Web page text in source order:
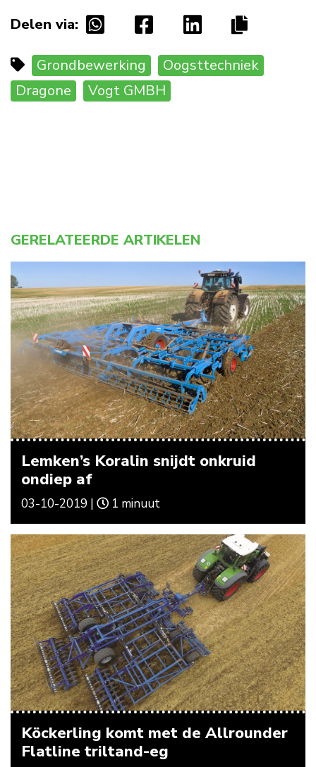
Delen via:
Grondbewerking
Oogsttechniek
Dragone
Vogt GMBH
GERELATEERDE ARTIKELEN
Lemken’s Koralin snijdt onkruid
ondiep af
03-10-2019 | 1 minuut
Köckerling komt met de Allrounder
Flatline triltand-eg